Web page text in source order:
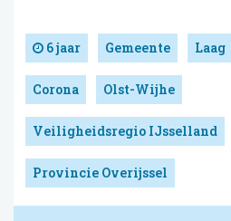
6 jaar Gemeente Laag
Corona Olst-Wijhe
Veiligheidsregio IJsselland
Provincie Overijssel